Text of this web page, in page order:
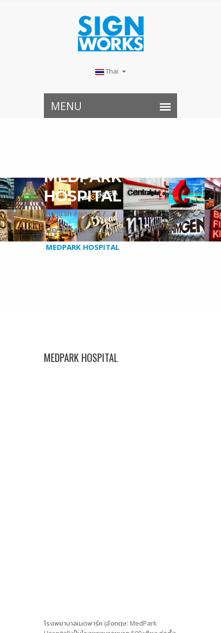
Thai
MEDPARK
HOSPITAL
หน้าแรก / ผลงาน /
HOSPITALS & CLINICS /
MEDPARK HOSPITAL
MEDPARK HOSPITAL
โรงพยาบาลเมดพาร์ค (อังกฤษ: MedPark